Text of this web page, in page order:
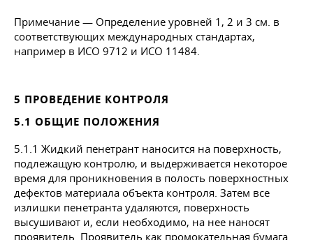
Примечание — Определение уровней 1, 2 и 3 см. в
соответствующих международных стандартах,
например в ИСО 9712 и ИСО 11484.
5 ПРОВЕДЕНИЕ КОНТРОЛЯ
5.1 ОБЩИЕ ПОЛОЖЕНИЯ
5.1.1 Жидкий пенетрант наносится на поверхность,
подлежащую контролю, и выдерживается некоторое
время для проникновения в полость поверхностных
дефектов материала объекта контроля. Затем все
излишки пенетранта удаляются, поверхность
высушивают и, если необходимо, на нее наносят
проявитель. Проявитель как промокательная бумага